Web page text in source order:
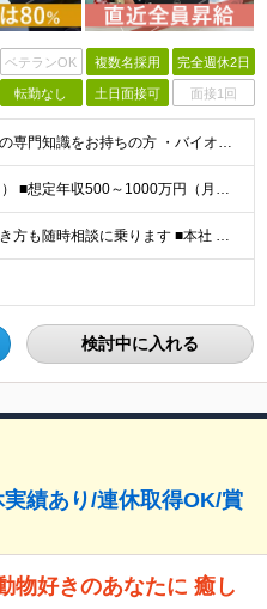
ベテランOK 複数名採用 完全週休2日
転勤なし 土日面接可 面接1回
【20代～活躍している社員も！】 ■学歴不問 ■以下のいずれかの専門知識をお持ちの方 ・バイオインフォマティクス ・メディカルインフォマティクス ・医療／ライフサイエンス ◎下記へ興味のある方も大歓
◎前職以上の給与保障（前職から月5万以上UPの実例複数あり） ■想定年収500～1000万円（月給制もしくは年俸制にて選択可） ■月給35万円～＋賞与（給与制／メンバーのみ）＋業績賞与（15期以上連続
★会社としてリモート比率は50％！ ★遠方からの応募OK！働き方も随時相談に乗ります ■本社 東京都千代田区麹町4-2 麹町ミッドスクエア4F ◎2024年12月に移転したばかりのキレイなオフィス！
検討中に入れる
績あり/連休取得OK/賞
物好きのあなたに 癒し